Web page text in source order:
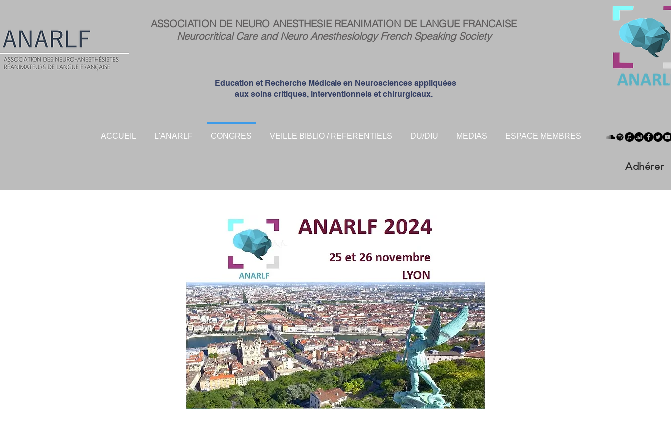
membres :
ASSOCIATION DE NEURO ANESTHESIE REANIMATION DE LANGUE FRANCAISE
Neurocritical Care and Neuro Anesthesiology French Speaking Society
Education et Recherche Médicale en Neurosciences appliquées
aux soins critiques, interventionnels et chirurgicaux.
ACCUEIL L'ANARLF CONGRES VEILLE BIBLIO / REFERENTIELS DU/DIU MEDIAS ESPACE MEMBRES
Adhérer